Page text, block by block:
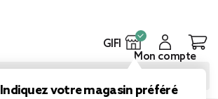
GIFI
Indiquez votre magasin préféré
Mon compte